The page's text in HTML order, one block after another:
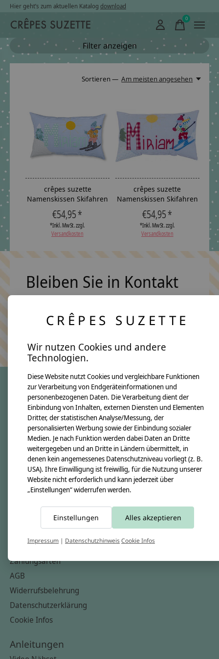
Hier geht’s zum aktuellen Katalog download
0items
Filter anzeigen
Sortieren — Am meisten angesehen
crêpes suzette
Namenskissen Skifahren
€54,95 *
*Inkl. MwSt. zzgl.
Versandkosten
crêpes suzette
Namenskissen Skifahren
€54,95 *
*Inkl. MwSt. zzgl.
Versandkosten
Bleiben Sie in Kontakt
crêpes suzette
Über uns
Unsere Creppies
Nähkästchen
Unsere Stoffe
Impressum
Versandkosten & Rücksendungen
Zahlungsarten
AGB
Widerrufsbelehrung
Datenschutzerklärung
Cookie Infos
Anleitungen
CRÊPES SUZETTE
Wir nutzen Cookies und andere
Technologien.
Diese Website nutzt Cookies und vergleichbare Funktionen
zur Verarbeitung von Endgeräteinformationen und
personenbezogenen Daten. Die Verarbeitung dient der
Einbindung von Inhalten, externen Diensten und Elementen
Dritter, der statistischen Analyse/Messung, der
personalisierten Werbung sowie der Einbindung sozialer
Medien. Je nach Funktion werden dabei Daten an Dritte
weitergegeben und an Dritte in Ländern übermittelt, in
denen kein angemessenes Datenschutzniveau vorliegt (z. B.
USA). Ihre Einwilligung ist freiwillig, für die Nutzung unserer
Website nicht erforderlich und kann jederzeit über
„Einstellungen“ widerrufen werden.
Einstellungen Alles akzeptieren
Impressum | DatenschutzhinweisCookie Infos